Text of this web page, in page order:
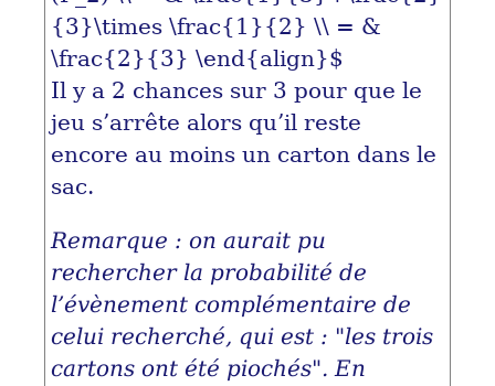
{3}\times \frac{1}{2} \\ = &
\frac{2}{3} \end{align}$
Il y a 2 chances sur 3 pour que le
jeu s’arrête alors qu’il reste
encore au moins un carton dans le
sac.
Remarque : on aurait pu
rechercher la probabilité de
l’évènement complémentaire de
celui recherché, qui est : "les trois
cartons ont été piochés". En